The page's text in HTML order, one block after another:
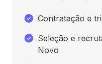
Contratação e
Seleção e
Novo